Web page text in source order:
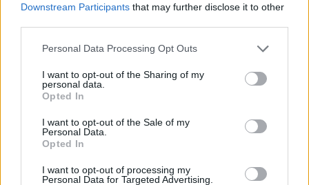
Downstream Participants that may further disclose it to other
Personal Data Processing Opt Outs
I want to opt-out of the Sharing of my
personal data.
Opted In
I want to opt-out of the Sale of my
Personal Data.
Opted In
I want to opt-out of processing my
Personal Data for Targeted Advertising.
Cthulhu: The Cosmic Abyss
Megszűnik a kapcsolat egy, a
Csendes-óceán mélyén lévő
bányászállomással. Az
okkultizmus szakértőjeként
miközben próbálod megúszni